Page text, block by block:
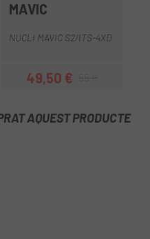
MAVIC
NUCLI MAVIC S2/ITS-4XD
Preu
49,50 €Preu regular
AQUEST PRODUCTE